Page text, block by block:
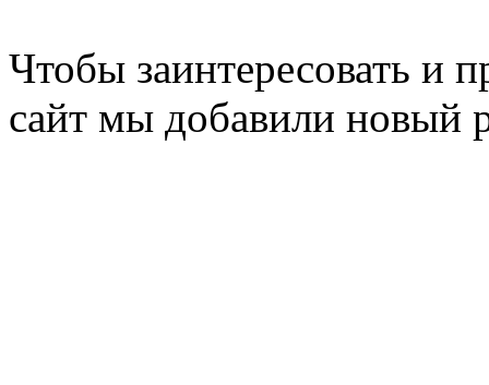
Чтобы заинтересовать и
сайт мы добавили новый